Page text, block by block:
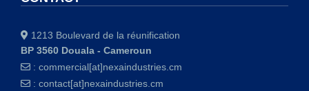
1213 Boulevard de la réunification
BP 3560 Douala - Cameroun
: commercial[at]nexaindustries.cm
: contact[at]nexaindustries.cm